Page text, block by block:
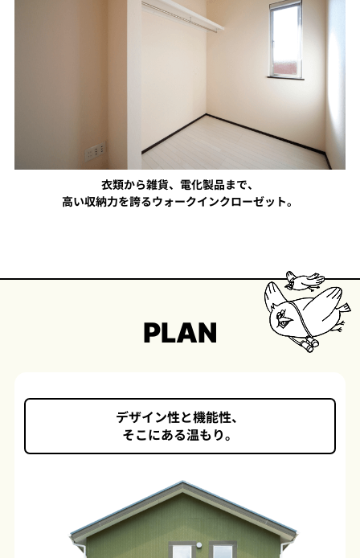
衣類から雑貨、電化製品まで、
高い収納力を誇るウォークインクローゼット。
PLAN
デザイン性と機能性、
そこにある温もり。